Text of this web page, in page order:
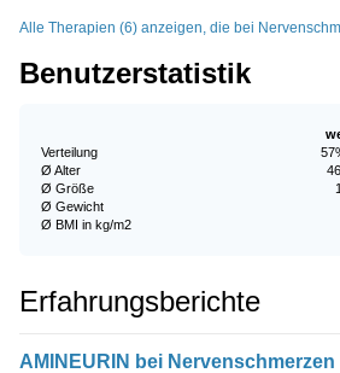
Alle Therapien (6) anzeigen, die bei
Benutzerstatistik
Verteilung
Ø Alter
Ø Größe
Ø Gewicht
Ø BMI in kg/m2
Erfahrungsberichte
AMINEURIN bei Nervenschmerzen